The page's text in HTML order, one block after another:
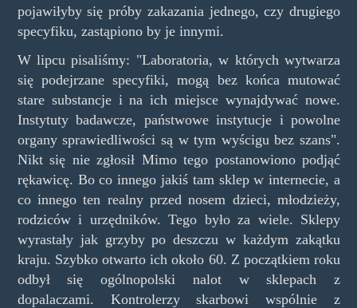
pojawiłyby się próby zakazania jednego, czy drugiego
specyfiku, zastąpiono by je innymi.
W lipcu pisaliśmy: "Laboratoria, w których wytwarza
się podejrzane specyfiki, mogą bez końca mutować
stare substancje i na ich miejsce wynajdywać nowe.
Instytuty badawcze, państwowe instytucje i powolne
organy sprawiedliwości są w tym wyścigu bez szans".
Nikt się nie zgłosił Mimo tego postanowiono podjąć
rękawicę. Bo co innego jakiś tam sklep w internecie, a
co innego ten realny przed nosem dzieci, młodzieży,
rodziców i urzędników. Tego było za wiele. Sklepy
wyrastały jak grzyby po deszczu w każdym zakątku
kraju. Szybko otwarto ich około 60. Z początkiem roku
odbył się ogólnopolski nalot w sklepach z
dopalaczami. Kontrolerzy skarbowi wspólnie z